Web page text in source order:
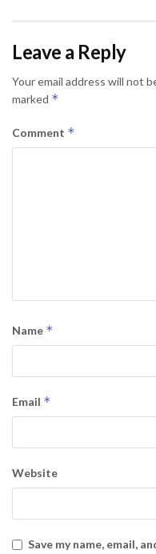
Leave a Reply
Your email address will not
marked *
Comment *
Name *
Email *
Website
Save my name, email,